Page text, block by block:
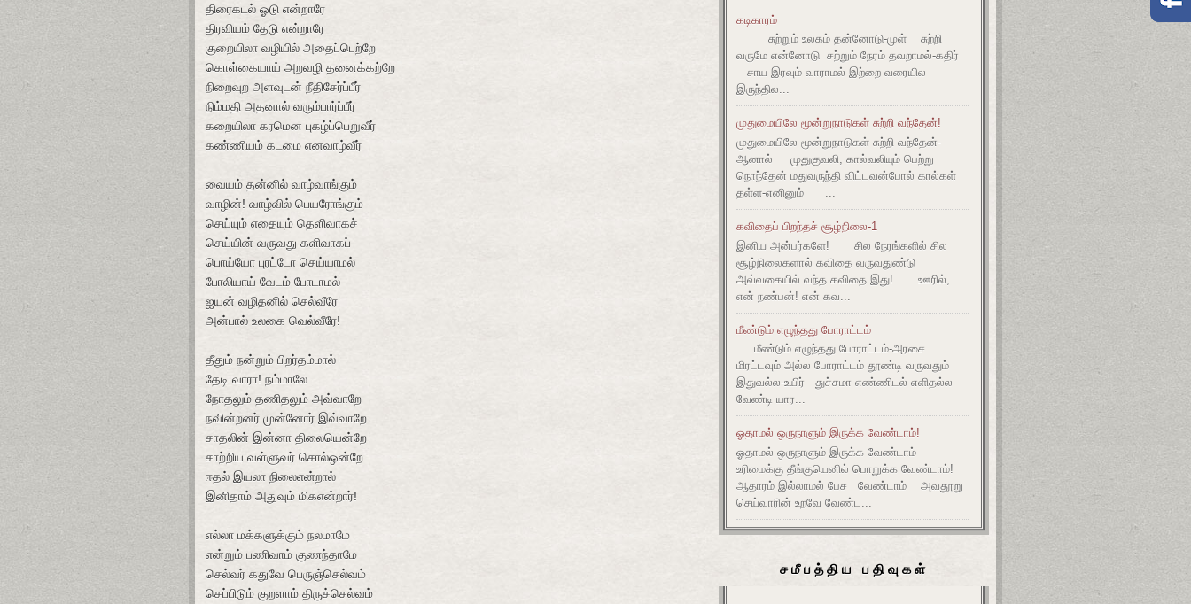
திரைகடல் ஓடு என்றாரே
திரவியம் தேடு என்றாரே
குறையிலா வழியில் அதைப்பெற்றே
கொள்கையாய் அறவழி தனைக்கற்றே
நிறைவுற அளவுடன் நீதிசேர்ப்பீர்
நிம்மதி அதனால் வரும்பார்ப்பீர்
கறையிலா கரமென புகழ்ப்பெறுவீர்
கண்ணியம் கடமை எனவாழ்வீர்
வையம் தன்னில் வாழ்வாங்கும்
வாழின்! வாழ்வில் பெயரோங்கும்
செய்யும் எதையும் தெளிவாகச்
செய்யின் வருவது களிவாகப்
பொய்யோ புரட்டோ செய்யாமல்
போலியாய் வேடம் போடாமல்
ஐயன் வழிதனில் செல்வீரே
அன்பால் உலகை வெல்வீரே!
தீதும் நன்றும் பிறர்தம்மால்
தேடி வாரா! நம்மாலே
நோதலும் தணிதலும் அவ்வாறே
நவின்றனர் முன்னோர் இவ்வாறே
சாதலின் இன்னா திலையென்றே
சாற்றிய வள்ளுவர் சொல்ஒன்றே
ஈதல் இயலா நிலைஎன்றால்
இனிதாம் அதுவும் மிகஎன்றார்!
எல்லா மக்களுக்கும் நலமாமே
என்றும் பணிவாம் குணந்தாமே
செல்வர் கதுவே பெருஞ்செல்வம்
செப்பிடும் குறளாம் திருச்செல்வம்
கடிகாரம்
சுற்றும் உலகம் தன்னோடு-முள் சுற்றி
வருமே என்னோடு சற்றும் நேரம் தவறாமல்-கதிர்
சாய இரவும் வாராமல் இற்றை வரையில
இருந்தில...
முதுமையிலே மூன்றுநாடுகள் சுற்றி வந்தேன்!
முதுமையிலே மூன்றுநாடுகள் சுற்றி வந்தேன்-
ஆனால் முதுகுவலி, கால்வலியும் பெற்று
நொந்தேன் மதுவருந்தி விட்டவன்போல் கால்கள்
தள்ள-எனினும் ...
கவிதைப் பிறந்தச் சூழ்நிலை-1
இனிய அன்பர்களே! சில நேரங்களில் சில
சூழ்நிலைகளால் கவிதை வருவதுண்டு
அவ்வகையில் வந்த கவிதை இது! ஊரில்,
என் நண்பன்! என் கவ...
மீண்டும் எழுந்தது போராட்டம்
மீண்டும் எழுந்தது போராட்டம்-அரசை
மிரட்டவும் அல்ல போராட்டம் தூண்டி வருவதும்
இதுவல்ல-உயிர் துச்சமா எண்ணிடல் எளிதல்ல
வேண்டி யார...
ஓதாமல் ஒருநாளும் இருக்க வேண்டாம்!
ஓதாமல் ஒருநாளும் இருக்க வேண்டாம்
உரிமைக்கு தீங்குயெனில் பொறுக்க வேண்டாம்!
ஆதாரம் இல்லாமல் பேச வேண்டாம் அவதூறு
செய்வாரின் உறவே வேண்ட...
சமீபத்திய பதிவுகள்